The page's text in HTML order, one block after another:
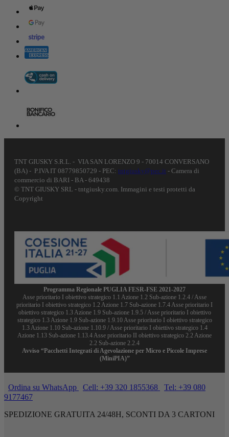
TNT GIUSKY S.R.L. - VIA SAN LORENZO 9 - 70014 CONVERSANO
(BA) - P.IVA IT 08779850729 - PEC: tntgiusky@pec.it - Camera di
commercio di BARI - BA - 649438
© TNT GIUSKY SRL - tntgiusky.com. Immagini e testi protetti da
Copyright
Programma Regionale PUGLIA FESR-FSE 2021-2027
Asse prioritario I obiettivo strategico 1.1 Azione 1.2 Sub-azione 1.2.4 / Asse
prioritario I obiettivo strategico 1.2 Azione 1.7 Sub-azione 1.7.4 Asse prioritario I
obiettivo strategico 1.3 Azione 1.9 Sub-azione 1.9.5 / Asse prioritario I obiettivo
strategico 1.3 Azione 1.9 Sub-azione 1.9.10 Asse prioritario I obiettivo strategico
1.3 Azione 1.10 Sub-azione 1.10.9 / Asse prioritario I obiettivo strategico 1.4
Azione 1.13 Sub-azione 1.13.4 Asse prioritario II obiettivo strategico 2.2 Azione
2.2 Sub-azione 2.2.4
Avviso “Pacchetti Integrati di Agevolazione per Micro e Piccole Imprese
(MiniPIA)”
Ordina su WhatsApp Cell: +39 320 1855368
Tel: +39 080
9177467
SPEDIZIONE GRATUITA 24/48H, SCONTI DA 3 CARTONI